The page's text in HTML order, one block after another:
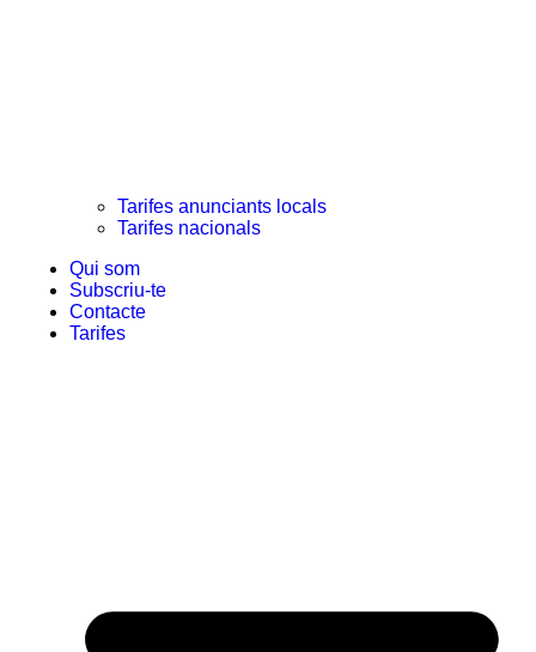
Tarifes anunciants locals
Tarifes nacionals
Qui som
Subscriu-te
Contacte
Tarifes